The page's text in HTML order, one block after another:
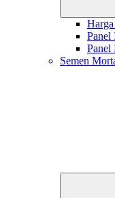
Panel
Panel
Semen